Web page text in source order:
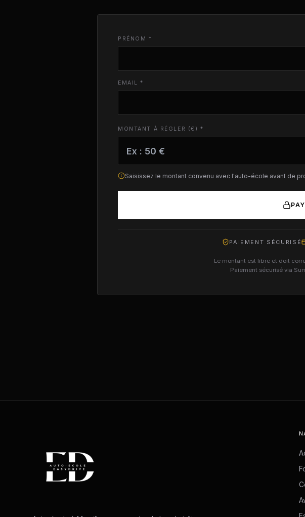
PRÉNOM *
EMAIL *
MONTANT À RÉGLER (€) *
Saisissez le montant convenu avec l'auto-école avant de
PAIEMENT SÉCURISÉ
Le montant est libre et doit
Paiement sécurisé via